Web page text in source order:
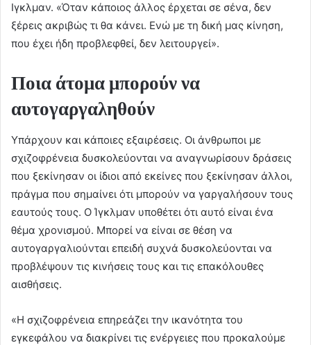
Ιγκλμαν. «Όταν κάποιος άλλος έρχεται σε σένα, δεν
ξέρεις ακριβώς τι θα κάνει. Ενώ με τη δική μας κίνηση,
που έχει ήδη προβλεφθεί, δεν λειτουργεί».
Ποια άτομα μπορούν να
αυτογαργαληθούν
Υπάρχουν και κάποιες εξαιρέσεις. Οι άνθρωποι με
σχιζοφρένεια δυσκολεύονται να αναγνωρίσουν δράσεις
που ξεκίνησαν οι ίδιοι από εκείνες που ξεκίνησαν άλλοι,
πράγμα που σημαίνει ότι μπορούν να γαργαλήσουν τους
εαυτούς τους. Ο Ίγκλμαν υποθέτει ότι αυτό είναι ένα
θέμα χρονισμού. Μπορεί να είναι σε θέση να
αυτογαργαλιούνται επειδή συχνά δυσκολεύονται να
προβλέψουν τις κινήσεις τους και τις επακόλουθες
αισθήσεις.
«Η σχιζοφρένεια επηρεάζει την ικανότητα του
εγκεφάλου να διακρίνει τις ενέργειες που προκαλούμε